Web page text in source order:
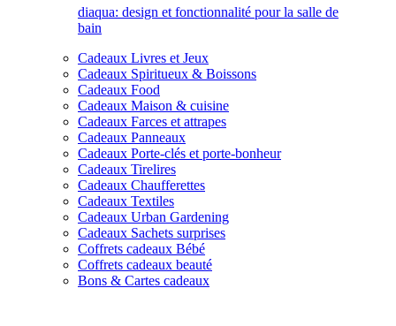
diaqua: design et fonctionnalité pour la salle de
bain
Cadeaux Livres et Jeux
Cadeaux Spiritueux & Boissons
Cadeaux Food
Cadeaux Maison & cuisine
Cadeaux Farces et attrapes
Cadeaux Panneaux
Cadeaux Porte-clés et porte-bonheur
Cadeaux Tirelires
Cadeaux Chaufferettes
Cadeaux Textiles
Cadeaux Urban Gardening
Cadeaux Sachets surprises
Coffrets cadeaux Bébé
Coffrets cadeaux beauté
Bons & Cartes cadeaux